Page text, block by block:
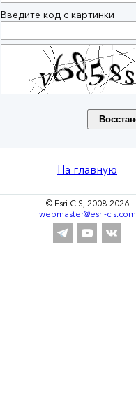
Введите код с картинки
На главную
© Esri CIS, 2008-2026
webmaster@esri-cis.com